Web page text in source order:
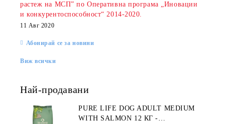
растеж на МСП” по Оперативна програма „Иновации
и конкурентоспособност“ 2014-2020.
11 Авг 2020
Абонирай се за новини
Виж всички
Най-продавани
PURE LIFE DOG ADULT MEDIUM
WITH SALMON 12 КГ -